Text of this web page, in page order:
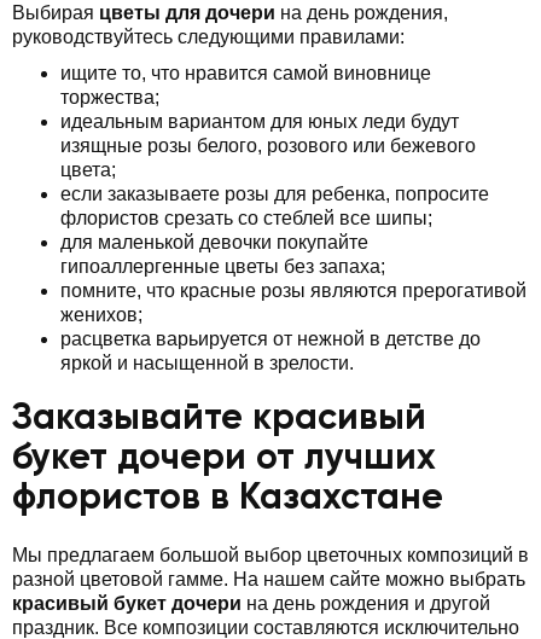
Выбирая цветы для дочери на день рождения,
руководствуйтесь следующими правилами:
ищите то, что нравится самой виновнице
торжества;
идеальным вариантом для юных леди будут
изящные розы белого, розового или бежевого
цвета;
если заказываете розы для ребенка, попросите
флористов срезать со стеблей все шипы;
для маленькой девочки покупайте
гипоаллергенные цветы без запаха;
помните, что красные розы являются прерогативой
женихов;
расцветка варьируется от нежной в детстве до
яркой и насыщенной в зрелости.
Заказывайте красивый
букет дочери от лучших
флористов в Казахстане
Мы предлагаем большой выбор цветочных композиций в
разной цветовой гамме. На нашем сайте можно выбрать
красивый букет дочери на день рождения и другой
праздник. Все композиции составляются исключительно